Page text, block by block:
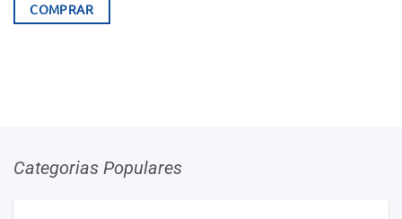
COMPRAR
Categorias Populares